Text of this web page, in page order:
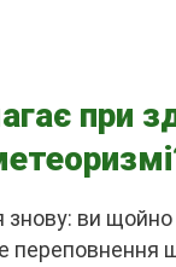
при
знову: ви щойно
переповнення